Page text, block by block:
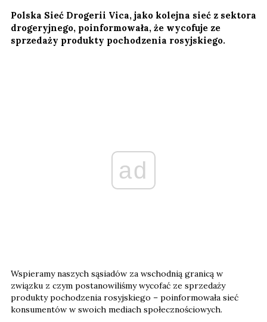
Polska Sieć Drogerii Vica, jako kolejna sieć z sektora
drogeryjnego, poinformowała, że wycofuje ze
sprzedaży produkty pochodzenia rosyjskiego.
ad
Wspieramy naszych sąsiadów za wschodnią granicą w
związku z czym postanowiliśmy wycofać ze sprzedaży
produkty pochodzenia rosyjskiego – poinformowała sieć
konsumentów w swoich mediach społecznościowych.